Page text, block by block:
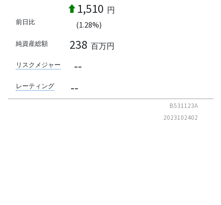
前日比
1,510 円
(1.28%)
純資産総額 238 百万円
リスクメジャー --
レーティング --
B531123A
2023102402